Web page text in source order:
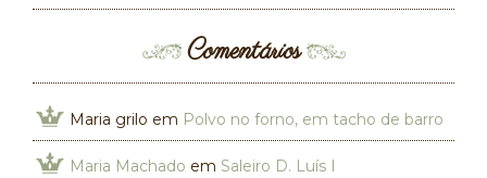
Comentários
Maria grilo em Polvo no forno, em tacho de barro
Maria Machado em Saleiro D. Luís I